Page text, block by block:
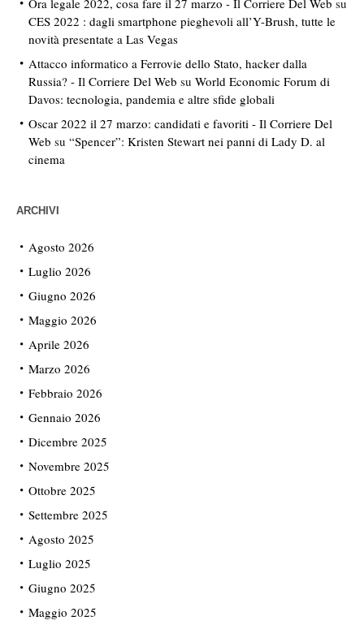
Ora legale 2022, cosa fare il 27 marzo - Il Corriere Del Web su
CES 2022 : dagli smartphone pieghevoli all’Y-Brush, tutte le
novità presentate a Las Vegas
Attacco informatico a Ferrovie dello Stato, hacker dalla
Russia? - Il Corriere Del Web su World Economic Forum di
Davos: tecnologia, pandemia e altre sfide globali
Oscar 2022 il 27 marzo: candidati e favoriti - Il Corriere Del
Web su “Spencer”: Kristen Stewart nei panni di Lady D. al
cinema
ARCHIVI
Agosto 2026
Luglio 2026
Giugno 2026
Maggio 2026
Aprile 2026
Marzo 2026
Febbraio 2026
Gennaio 2026
Dicembre 2025
Novembre 2025
Ottobre 2025
Settembre 2025
Agosto 2025
Luglio 2025
Giugno 2025
Maggio 2025